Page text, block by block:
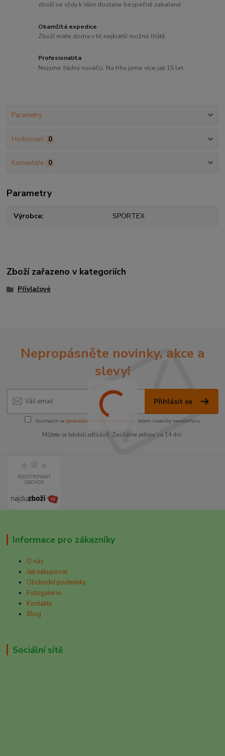
zboží se vždy k Vám dostane bezpečně zabalané
Okamžitá expedice
Zboží máte doma v té nejkratší možné lhůtě
Profesionalita
Nejsme žádný nováčci. Na trhu jsme více jak 15 let.
Parametry
Hodnocení 0
Komentáře 0
Parametry
Výrobce SPORTEX
Zboží zařazeno v kategoriích
Přívlačové
Nepropásněte novinky, akce a
slevy!
Přihlásit se
Souhlasím se zpracováním osobních údajů za účelem rozesílky newsletteru.
Můžete se kdykoli odhlásit. Zasíláme jednou za 14 dní.
Informace pro zákazníky
O nás
Jak nakupovat
Obchodní podmínky
Fotogalerie
Kontakty
Blog
Sociální sítě